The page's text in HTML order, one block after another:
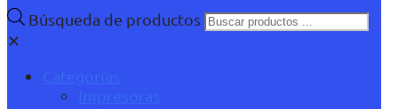
Búsqueda de productos
✕
Categorías
Impresoras